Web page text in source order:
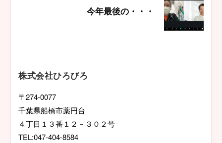
シ
ョ
ン
今年最後の・・・
株式会社ひろびろ
〒274-0077
千葉県船橋市薬円台
４丁目１３番１２－３０２号
TEL:047-404-8584